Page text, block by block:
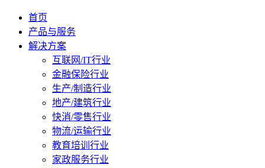
首页
产品与服务
解决方案
互联网/IT行业
金融保险行业
生产/制造行业
地产/建筑行业
快消/零售行业
物流/运输行业
教育培训行业
家政服务行业